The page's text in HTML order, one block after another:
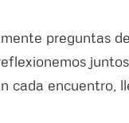
preguntas
cada encuentro,